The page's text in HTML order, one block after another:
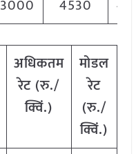
3000 4530
अधिकतम
रेट (रु./
क्विं.)
मोडल
रेट
(रु./
क्विं.)